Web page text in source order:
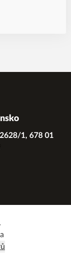
1, 678 01